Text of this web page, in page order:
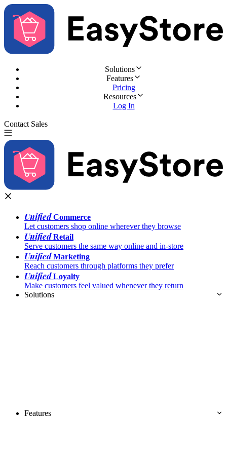
Solutions
Features
Pricing
Resources
Log In
Contact Sales
UnifiedCommerce
Let customers shop online wherever they browse
UnifiedRetail
Serve customers the same way online and in-store
UnifiedMarketing
Reach customers through platforms they prefer
UnifiedLoyalty
Make customers feel valued whenever they return
Solutions
Features